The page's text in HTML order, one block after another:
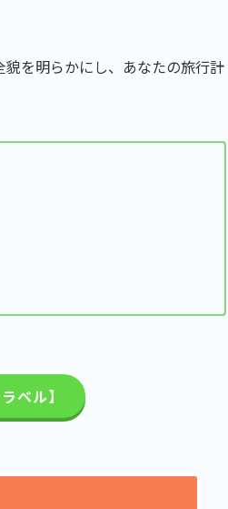
を明らかにし、あなたの旅行計
ベル】